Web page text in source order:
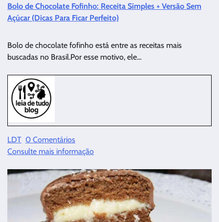
Bolo de Chocolate Fofinho: Receita Simples + Versão Sem
Açúcar (Dicas Para Ficar Perfeito)
Bolo de chocolate fofinho está entre as receitas mais
buscadas no Brasil.Por esse motivo, ele…
LDT 0 Comentários
Consulte mais informação